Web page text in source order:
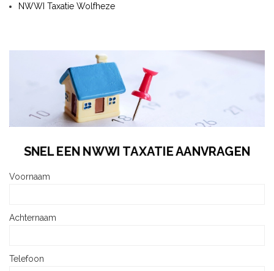
NWWI Taxatie Wolfheze
SNEL EEN NWWI TAXATIE AANVRAGEN
Voornaam
Achternaam
Telefoon